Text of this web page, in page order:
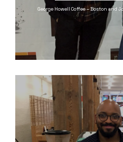
George Howell Coffee – Boston and